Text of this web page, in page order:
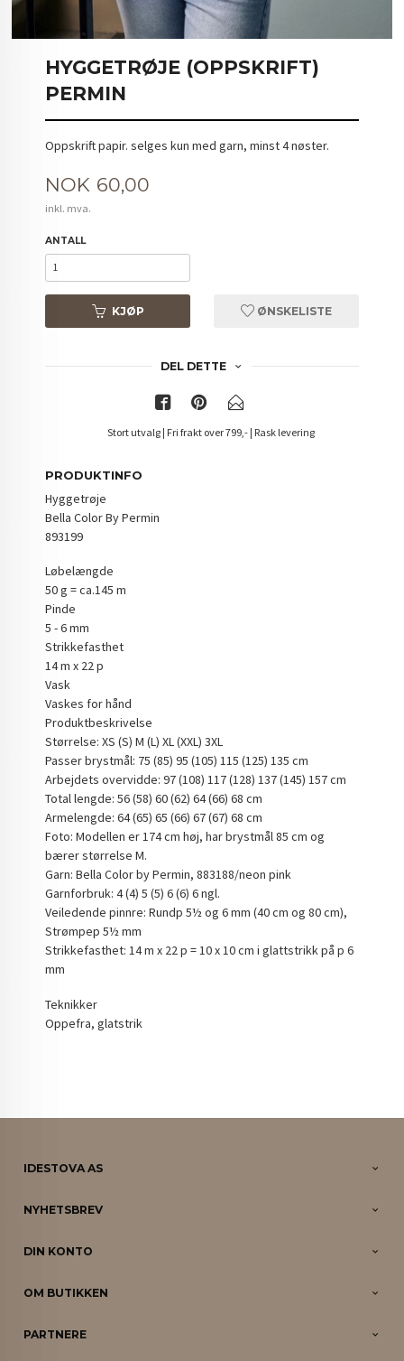
HYGGETRØJE (OPPSKRIFT)
PERMIN
Oppskrift papir. selges kun med garn, minst 4 nøster.
Pris
NOK 60,00
inkl. mva.
ANTALL
KJØP ØNSKELISTE
DEL DETTE
Stort utvalg | Fri frakt over 799,- | Rask levering
PRODUKTINFO
Hyggetrøje
Bella Color By Permin
893199
Løbelængde
50 g = ca.145 m
Pinde
5 - 6 mm
Strikkefasthet
14 m x 22 p
Vask
Vaskes for hånd
Produktbeskrivelse
Størrelse: XS (S) M (L) XL (XXL) 3XL
Passer brystmål: 75 (85) 95 (105) 115 (125) 135 cm
Arbejdets overvidde: 97 (108) 117 (128) 137 (145) 157 cm
Total lengde: 56 (58) 60 (62) 64 (66) 68 cm
Armelengde: 64 (65) 65 (66) 67 (67) 68 cm
Foto: Modellen er 174 cm høj, har brystmål 85 cm og
bærer størrelse M.
Garn: Bella Color by Permin, 883188/neon pink
Garnforbruk: 4 (4) 5 (5) 6 (6) 6 ngl.
Veiledende pinnre: Rundp 5½ og 6 mm (40 cm og 80 cm),
Strømpep 5½ mm
Strikkefasthet: 14 m x 22 p = 10 x 10 cm i glattstrikk på p 6
mm
Teknikker
Oppefra, glatstrik
IDESTOVA AS
NYHETSBREV
DIN KONTO
OM BUTIKKEN
PARTNERE